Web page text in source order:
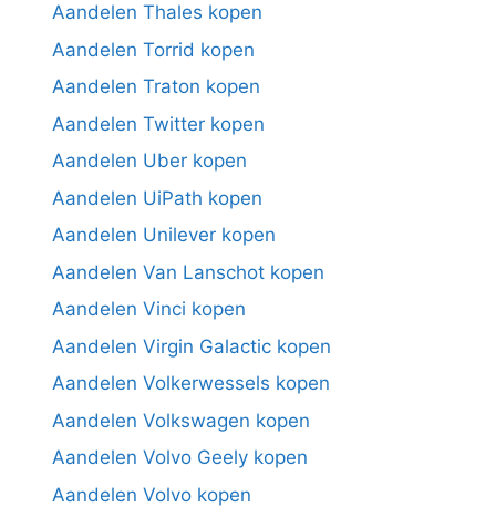
Aandelen Thales kopen
Aandelen Torrid kopen
Aandelen Traton kopen
Aandelen Twitter kopen
Aandelen Uber kopen
Aandelen UiPath kopen
Aandelen Unilever kopen
Aandelen Van Lanschot kopen
Aandelen Vinci kopen
Aandelen Virgin Galactic kopen
Aandelen Volkerwessels kopen
Aandelen Volkswagen kopen
Aandelen Volvo Geely kopen
Aandelen Volvo kopen